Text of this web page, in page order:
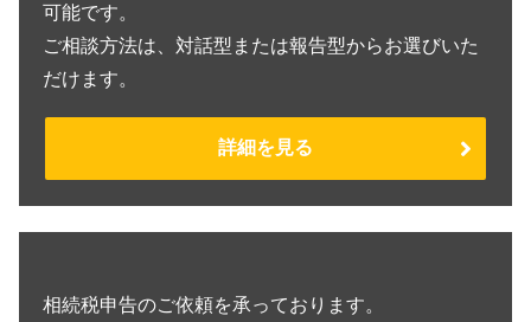
可能です。
ご相談方法は、対話型または報告型からお選びいた
だけます。
詳細を見る
相続税申告のご依頼を承っております。